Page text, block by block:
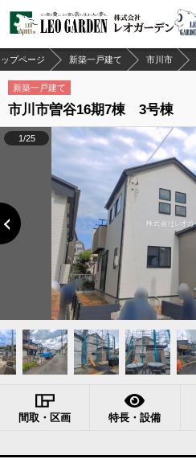
プページ 新築一戸建て 市川市
新築一戸建て
市川市曽谷16期7棟 3号棟
1/25
間取・区画 特長・設備